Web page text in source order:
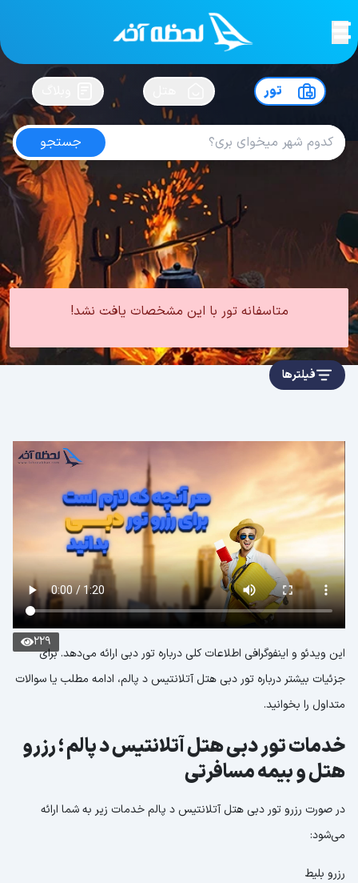
لحظه آخرسفرت رو بساز !
تور
جستجو
تور دبی هتل آتلانتیس د پالم
امتیاز5 از5| از100 کاربر
تور امارات تور دبی
تور دبی هتل 5 ستاره
متاسفانه تور با این مشخصات یافت نشد!
فیلترها
229
این ویدئو و اینفوگرافی اطلاعات کلی درباره تور دبی ارائه می‌دهد. برای
جزئیات بیشتر درباره تور دبی هتل آتلانتیس د پالم، ادامه مطلب یا سوالات
متداول را بخوانید.
خدمات تور دبی هتل آتلانتیس د پالم ؛ رزرو
هتل و بیمه مسافرتی
در صورت رزرو تور دبی هتل آتلانتیس د پالم خدمات زیر به شما ارائه
می‌شود:
رزرو بلیط